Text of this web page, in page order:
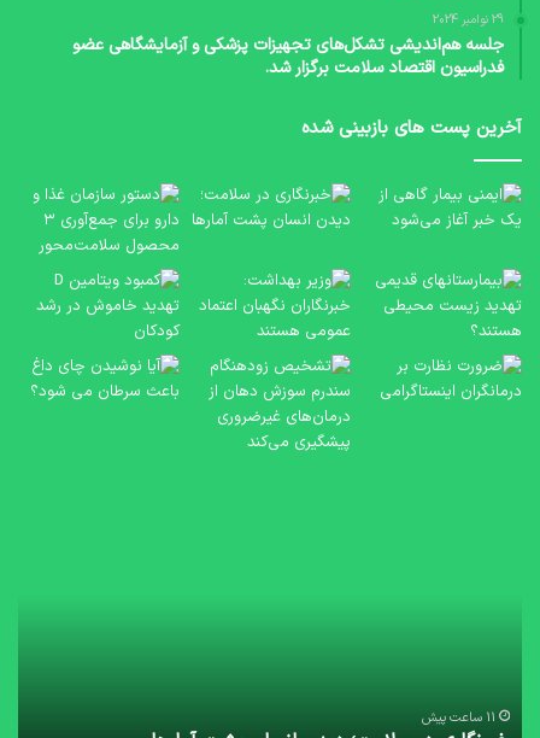
29 نوامبر 2024
جلسه هم‌اندیشی تشکل‌های تجهیزات پزشکی و آزمایشگاهی عضو
فدراسیون اقتصاد سلامت برگزار شد.
آخرین پست های بازبینی شده
11 ساعت پیش